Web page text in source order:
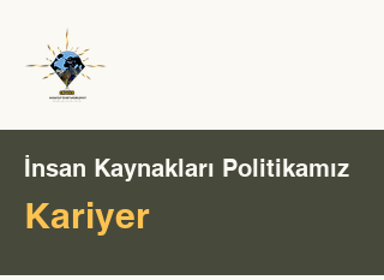
İnsan Kaynakları Politikamız
Kariyer